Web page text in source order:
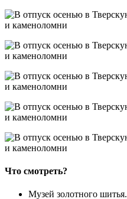
Что смотреть?
Музей золотного шитья.